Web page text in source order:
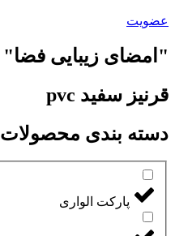
عضویت
"امضای زیبایی فضا"
قرنیز سفید pvc
دسته بندی محصولات
پارکت الواری